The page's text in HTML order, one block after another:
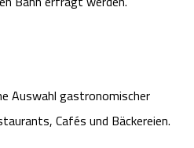
Auswahl gastronomischer
Cafés und Bäckereien.